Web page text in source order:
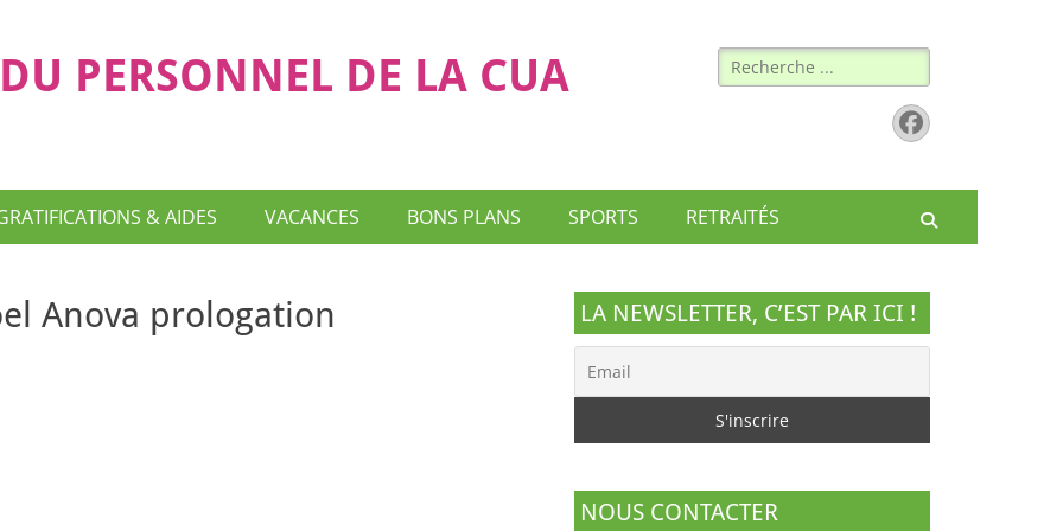
PERSONNEL DE LA CUA Rechercher :
Facebook
& AIDES VACANCES BONS PLANS SPORTS RETRAITÉS
Anova prologation LA NEWSLETTER, C’EST PAR ICI !
NOUS CONTACTER